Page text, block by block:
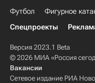
Футбол Фигурное
Спецпроекты
Версия 2023.1 Beta
© 2026 МИА «Россия
Вакансии
Сетевое издание РИА